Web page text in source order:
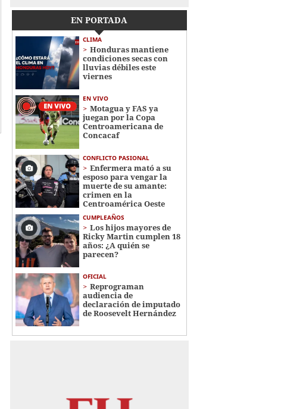
EN PORTADA
CLIMA
Honduras mantiene
condiciones secas con
lluvias débiles este
viernes
EN VIVO
Motagua y FAS ya
juegan por la Copa
Centroamericana de
Concacaf
CONFLICTO PASIONAL
Enfermera mató a su
esposo para vengar la
muerte de su amante:
crimen en la
Centroamérica Oeste
CUMPLEAÑOS
Los hijos mayores de
Ricky Martin cumplen 18
años: ¿A quién se
parecen?
OFICIAL
Reprograman
audiencia de
declaración de imputado
de Roosevelt Hernández